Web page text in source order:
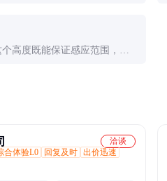
高度既能保证感应范围，又
洽谈
合体验L0 回复及时 出价迅速